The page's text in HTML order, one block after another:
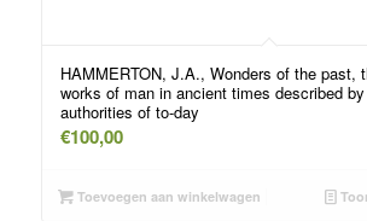
HAMMERTON, J.A., Wonders of the past,
works of man in ancient times described
authorities of to-day
€100,00
Toevoegen aan winkelwagen